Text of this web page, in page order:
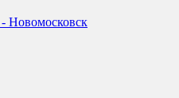
Новомосковск